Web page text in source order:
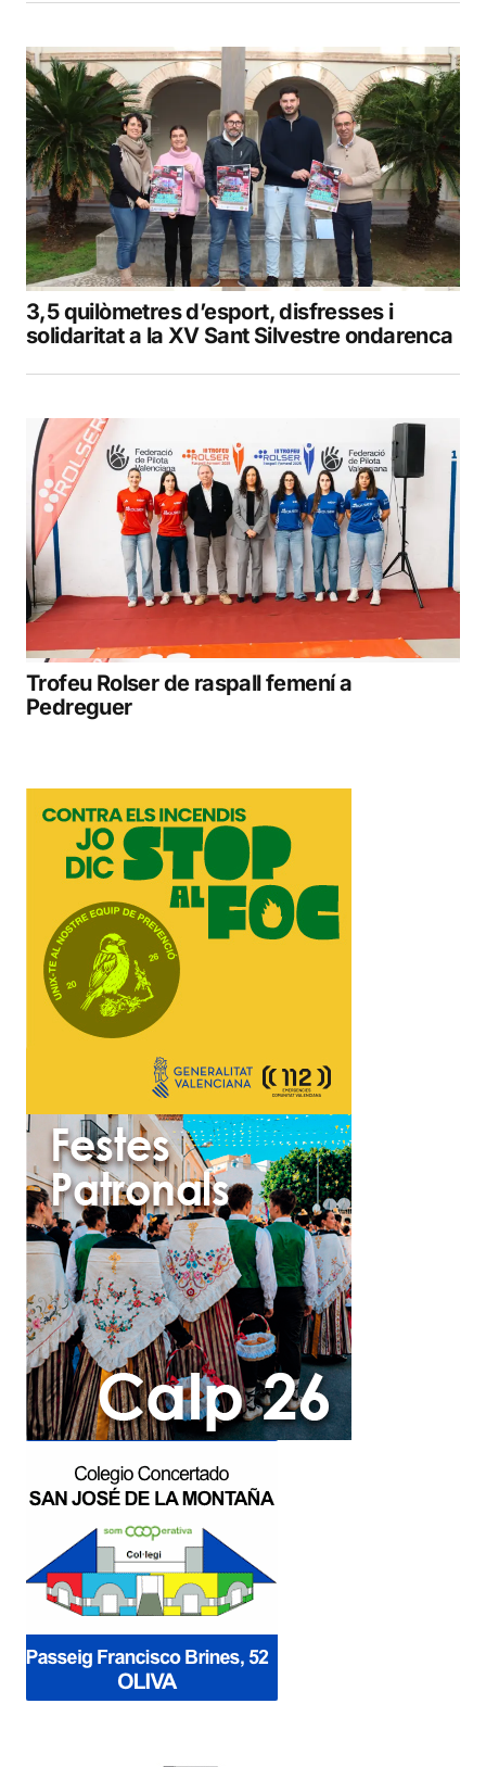
3,5 quilòmetres d’esport, disfresses i
solidaritat a la XV Sant Silvestre ondarenca
Trofeu Rolser de raspall femení a
Pedreguer